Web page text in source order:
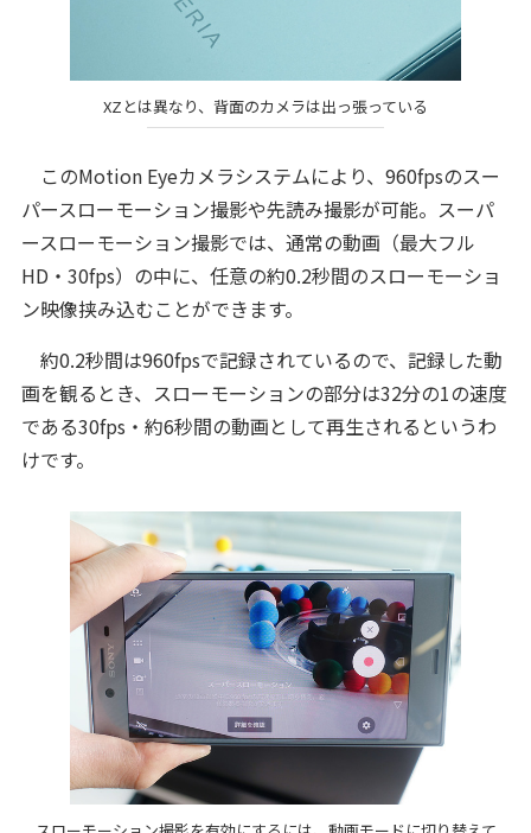
XZとは異なり、背面のカメラは出っ張っている
このMotion Eyeカメラシステムにより、960fpsのスー
パースローモーション撮影や先読み撮影が可能。スーパ
ースローモーション撮影では、通常の動画（最大フル
HD・30fps）の中に、任意の約0.2秒間のスローモーショ
ン映像挟み込むことができます。
約0.2秒間は960fpsで記録されているので、記録した動
画を観るとき、スローモーションの部分は32分の1の速度
である30fps・約6秒間の動画として再生されるというわ
けです。